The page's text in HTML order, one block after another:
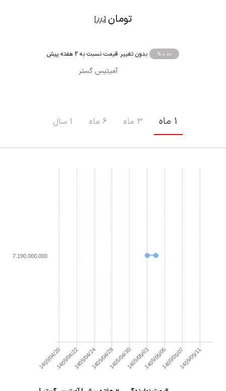
تومان [بازار]
% 0.00 بدون تغییر قیمت نسبت به 2 هفته پیش
آمیتیس گستر
1 ماه 3 ماه 6 ماه 1 سال
1405/04/201405/04/221405/04/241405/04/281405/04/301405/05/031405/05/051405/05/071405/05/11
7.190.000.000